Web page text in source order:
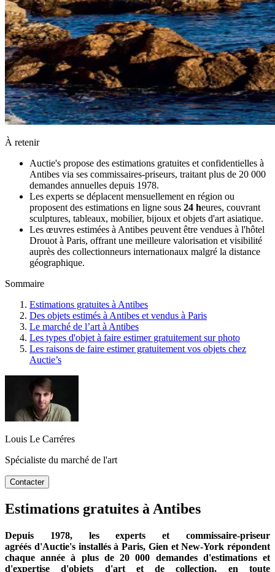
À retenir
Auctie's propose des estimations gratuites et confidentielles à
Antibes via ses commissaires-priseurs, traitant plus de 20 000
demandes annuelles depuis 1978.
Les experts se déplacent mensuellement en région ou
proposent des estimations en ligne sous 24 heures, couvrant
sculptures, tableaux, mobilier, bijoux et objets d'art asiatique.
Les œuvres estimées à Antibes peuvent être vendues à l'hôtel
Drouot à Paris, offrant une meilleure valorisation et visibilité
auprès des collectionneurs internationaux malgré la distance
géographique.
Sommaire
Estimations gratuites à Antibes
Des objets estimés à Antibes et vendus à Paris
Le marché de l’art à Antibes
Les types d'objet à faire estimer gratuitement sur photo
Les raisons de faire estimer gratuitement vos objets chez
Auctie’s
Louis Le Carréres
Spécialiste du marché de l'art
Contacter
Estimations gratuites à Antibes
Depuis 1978, les experts et commissaire-priseur
agréés d'Auctie's installés à Paris, Gien et New-York répondent
chaque année à plus de 20 000 demandes d'estimations et
d'expertise d'objets d'art et de collection, en toute